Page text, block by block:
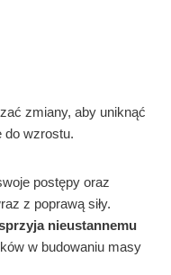
zmiany, aby uniknąć
do wzrostu.
postępy oraz
z poprawą siły.
nieustannemu
w budowaniu masy